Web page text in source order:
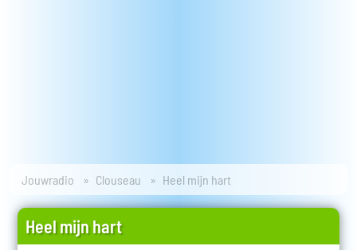
Jouwradio Clouseau Heel mijn hart
Heel mijn hart